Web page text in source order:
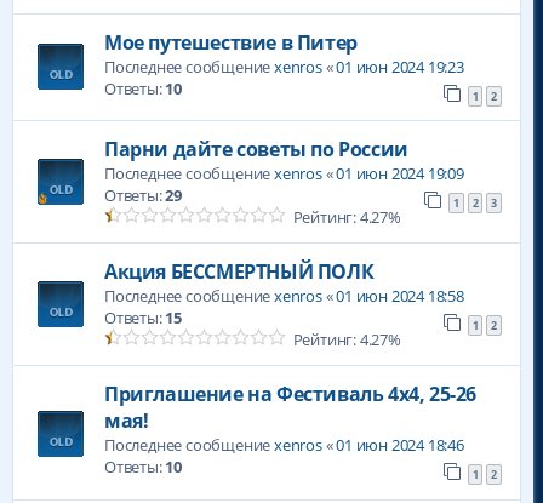
Мое путешествие в Питер
Последнее сообщениеxenros«01 июн 2024 19:23
Ответы:10 1 2
Парни дайте советы по России
Последнее сообщениеxenros«01 июн 2024 19:09
Ответы:29 1 2 3
Рейтинг: 4.27%
Акция БЕССМЕРТНЫЙ ПОЛК
Последнее сообщениеxenros«01 июн 2024 18:58
Ответы:15 1 2
Рейтинг: 4.27%
Приглашение на Фестиваль 4х4, 25-26
мая!
Последнее сообщениеxenros«01 июн 2024 18:46
Ответы:10 1 2